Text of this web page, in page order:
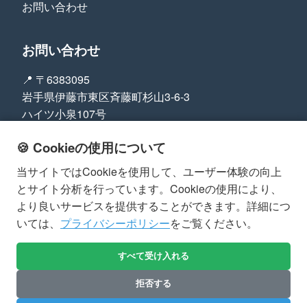
お問い合わせ
お問い合わせ
📍 〒6383095
岩手県伊藤市東区斉藤町杉山3-6-3
ハイツ小泉107号
法的情報
プライバシーポリシー
利用規約
返金ポリシー
🍪 Cookieの使用について
当サイトではCookieを使用して、ユーザー体験の向上
とサイト分析を行っています。Cookieの使用により、
より良いサービスを提供することができます。詳細につ
いては、 プライバシーポリシーをご覧ください。
すべて受け入れる
拒否する